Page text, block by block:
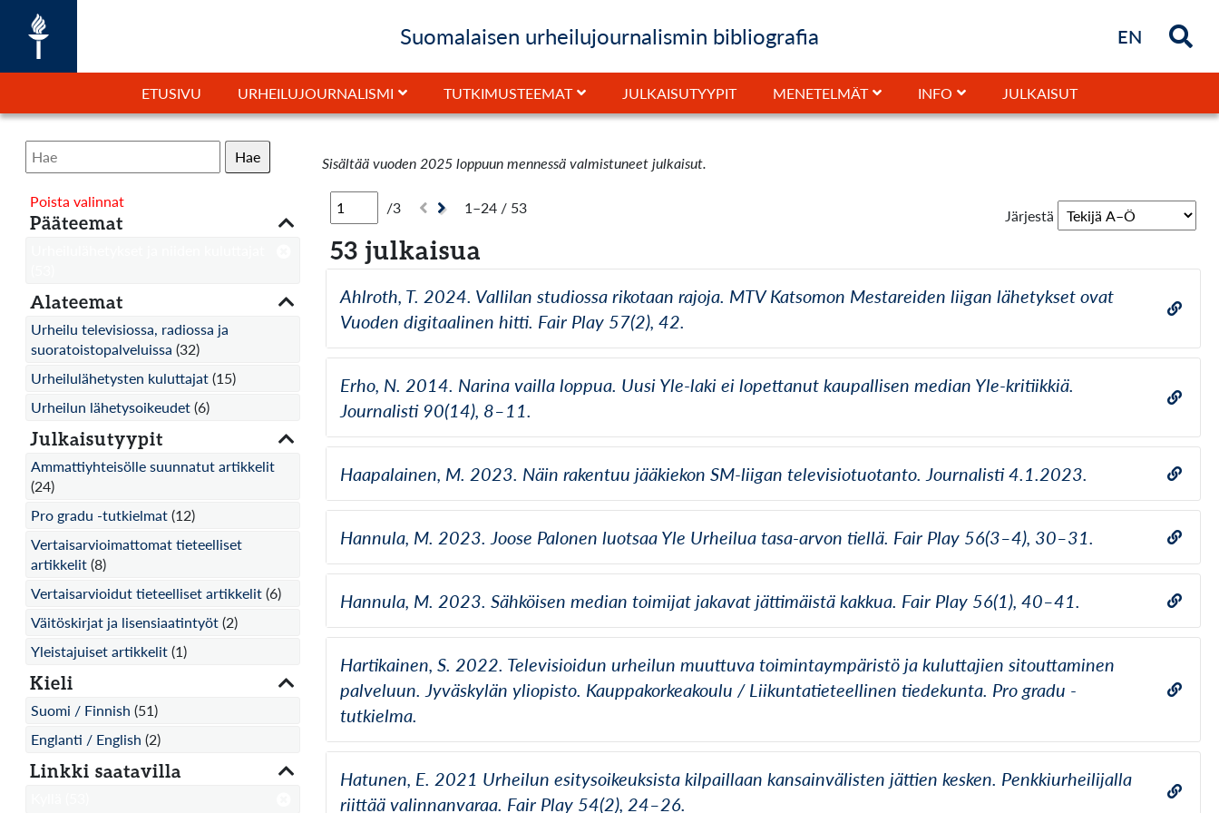
Suomalaisen urheilujournalismin bibliografia EN Briefly
ETUSIVU URHEILUJOURNALISMI TUTKIMUSTEEMAT JULKAISUTYYPIT MENETELMÄT INFO JULKAISUT
Hae Sisältää vuoden 2025 loppuun mennessä valmistuneet julkaisut.
/3 1–24 / 53 Järjestä
53 julkaisua
Ahlroth, T. 2024. Vallilan studiossa rikotaan rajoja. MTV Katsomon Mestareiden liigan lähetykset ovat
Vuoden digitaalinen hitti. Fair Play 57(2), 42.
Erho, N. 2014. Narina vailla loppua. Uusi Yle-laki ei lopettanut kaupallisen median Yle-kritiikkiä.
Journalisti 90(14), 8–11.
Haapalainen, M. 2023. Näin rakentuu jääkiekon SM-liigan televisiotuotanto. Journalisti 4.1.2023.
Hannula, M. 2023. Joose Palonen luotsaa Yle Urheilua tasa-arvon tiellä. Fair Play 56(3–4), 30–31.
Hannula, M. 2023. Sähköisen median toimijat jakavat jättimäistä kakkua. Fair Play 56(1), 40–41.
Hartikainen, S. 2022. Televisioidun urheilun muuttuva toimintaympäristö ja kuluttajien sitouttaminen
palveluun. Jyväskylän yliopisto. Kauppakorkeakoulu / Liikuntatieteellinen tiedekunta. Pro gradu -
tutkielma.
Hatunen, E. 2021 Urheilun esitysoikeuksista kilpaillaan kansainvälisten jättien kesken. Penkkiurheilijalla
riittää valinnanvaraa. Fair Play 54(2), 24–26.
Poista valinnat
Pääteemat
Alateemat
Urheilu televisiossa, radiossa ja
suoratoistopalveluissa (32)
Urheilulähetysten kuluttajat (15)
Urheilun lähetysoikeudet (6)
Julkaisutyypit
Ammattiyhteisölle suunnatut artikkelit
(24)
Pro gradu -tutkielmat (12)
Vertaisarvioimattomat tieteelliset
artikkelit (8)
Vertaisarvioidut tieteelliset artikkelit (6)
Väitöskirjat ja lisensiaatintyöt (2)
Yleistajuiset artikkelit (1)
Kieli
Suomi / Finnish (51)
Englanti / English (2)
Linkki saatavilla